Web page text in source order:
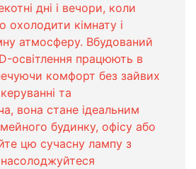
дні і вечори, коли
охолодити кімнату і
атмосферу. Вбудований
освітлення працюють в
комфорт без зайвих
та
вона стане ідеальним
будинку, офісу або
цю сучасну лампу з